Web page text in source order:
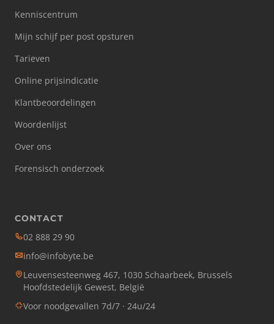
Kenniscentrum
Mijn schijf per post opsturen
Tarieven
Online prijsindicatie
Klantbeoordelingen
Woordenlijst
Over ons
Forensisch onderzoek
CONTACT
02 888 29 90
info@infobyte.be
Leuvensesteenweg 467, 1030 Schaarbeek, Brussels
Hoofdstedelijk Gewest, België
Voor noodgevallen 7d/7 · 24u/24